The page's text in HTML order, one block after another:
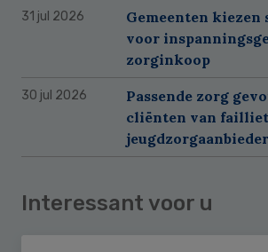
31 jul 2026
Gemeenten kiezen
voor
zorginkoop
30 jul 2026
Passende zorg
cliënten van
Interessant voor u